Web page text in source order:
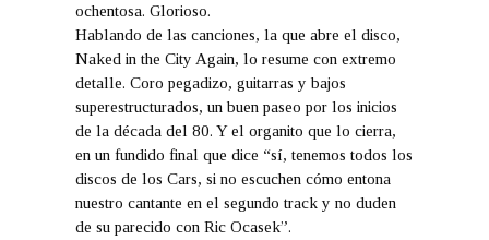
ochentosa. Glorioso.
Hablando de las canciones, la que abre el disco,
Naked in the City Again, lo resume con extremo
detalle. Coro pegadizo, guitarras y bajos
superestructurados, un buen paseo por los inicios
de la década del 80. Y el organito que lo cierra,
en un fundido final que dice “sí, tenemos todos los
discos de los Cars, si no escuchen cómo entona
nuestro cantante en el segundo track y no duden
de su parecido con Ric Ocasek”.